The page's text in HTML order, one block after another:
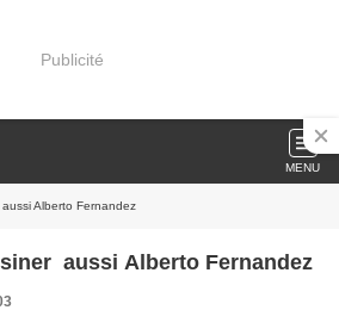
Publicité
MENU
Alberto Fernandez
aussi Alberto Fernandez